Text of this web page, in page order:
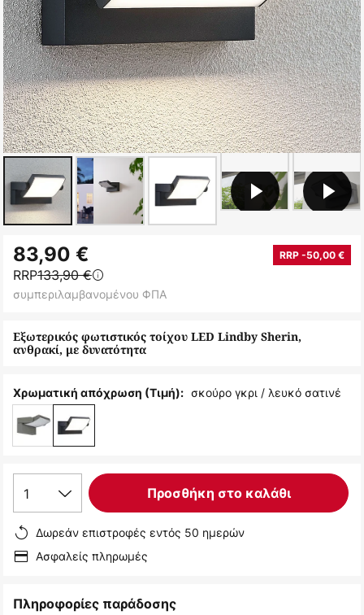
στην
αρχή
της
εικόνων
Εξωτερικός φωτιστικός τοίχου LED Lindby Sherin,
ανθρακί, με δυνατότητα
83,90 € RRP -50,00 €
RRP133,90 €
συμπεριλαμβανομένου ΦΠΑ
Χρωματική απόχρωση (Τιμή): σκούρο γκρι / λευκό σατινέ
1 Προσθήκη στο καλάθι
Δωρεάν επιστροφές εντός 50 ημερών
Ασφαλείς πληρωμές
Πληροφορίες παράδοσης